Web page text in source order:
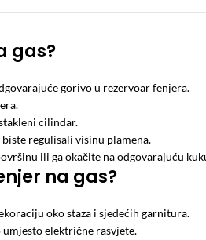
gas?
gorivo u rezervoar fenjera.
cilindar.
regulisali visinu plamena.
ili ga okačite na odgovarajuću
na gas?
oko staza i sjedećih garnitura.
električne rasvjete.